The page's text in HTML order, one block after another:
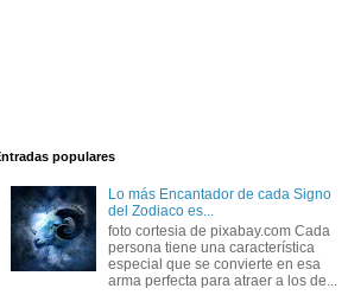
populares
Lo más Encantador de cada Signo
del Zodiaco es...
foto cortesia de pixabay.com Cada
persona tiene una característica
especial que se convierte en esa
arma perfecta para atraer a los de...